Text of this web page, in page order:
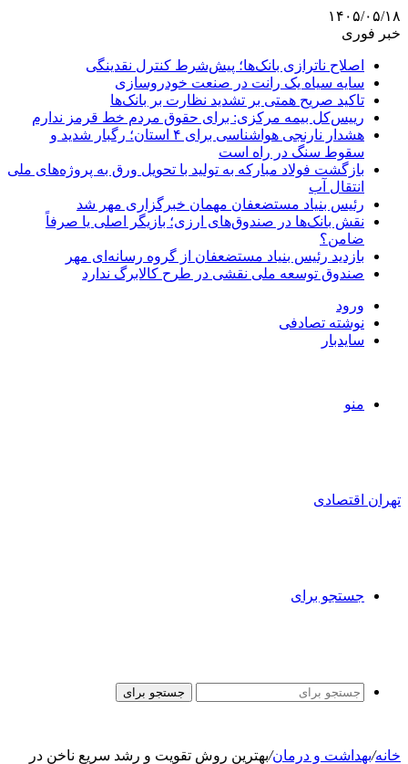
۱۴۰۵/۰۵/۱۸
خبر فوری
اصلاح ناترازی بانک‌ها؛ پیش‌شرط کنترل نقدینگی
سایه سیاه یک رانت در صنعت خودروسازی
تاکید صریح همتی بر تشدید نظارت بر بانک‌ها
رییس‌کل بیمه مرکزی: برای حقوق مردم خط قرمز ندارم
هشدار نارنجی هواشناسی برای ۴ استان؛ رگبار شدید و
سقوط سنگ در راه است
بازگشت فولاد مبارکه به تولید با تحویل ورق به پروژه‌های ملی
انتقال آب
رئیس بنیاد مستضعفان مهمان خبرگزاری مهر شد
نقش بانک‌ها در صندوق‌های ارزی؛ بازیگر اصلی یا صرفاً
ضامن؟
بازدید رئیس بنیاد مستضعفان از گروه رسانه‌ای مهر
صندوق توسعه ملی نقشی در طرح کالابرگ ندارد
ورود
نوشته تصادفی
سایدبار
منو
تهران اقتصادی
جستجو برای
جستجو برای
خانه/بهداشت و درمان/بهترین روش تقویت و رشد سریع ناخن در